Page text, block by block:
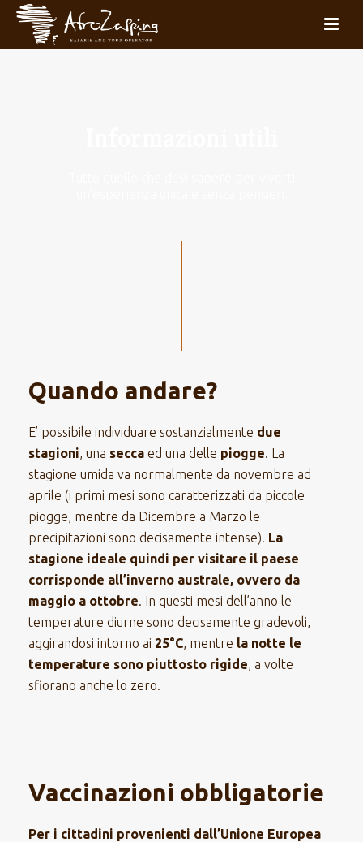
Quando andare?
E’ possibile individuare sostanzialmente due
stagioni, una secca ed una delle piogge. La
stagione umida va normalmente da novembre ad
aprile (i primi mesi sono caratterizzati da piccole
piogge, mentre da Dicembre a Marzo le
precipitazioni sono decisamente intense). La
stagione ideale quindi per visitare il paese
corrisponde all’inverno australe, ovvero da
maggio a ottobre. In questi mesi dell’anno le
temperature diurne sono decisamente gradevoli,
aggirandosi intorno ai 25°C, mentre la notte le
temperature sono piuttosto rigide, a volte
sfiorano anche lo zero.
Vaccinazioni obbligatorie
Per i cittadini provenienti dall’Unione Europea